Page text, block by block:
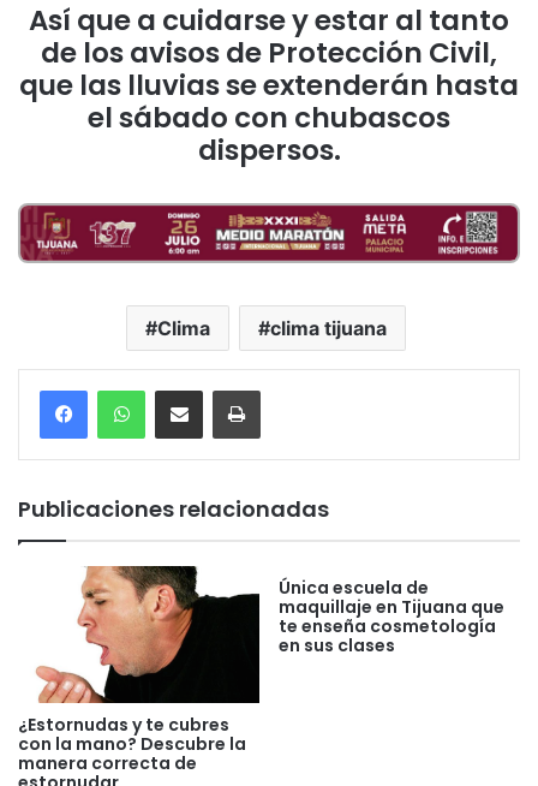
Así que a cuidarse y estar al tanto
de los avisos de Protección Civil,
que las lluvias se extenderán hasta
el sábado con chubascos
dispersos.
Clima clima tijuana
Compartir por correo electrónicoImprimir
Publicaciones relacionadas
¿Estornudas y te cubres
con la mano? Descubre la
manera correcta de
Única escuela de
maquillaje en Tijuana que
te enseña cosmetología
en sus clases